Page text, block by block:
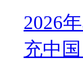
2026
充中